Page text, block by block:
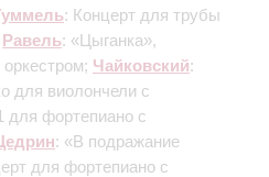
: Концерт для трубы
Равель: «Цыганка»,
Чайковский:
для виолончели с
для фортепиано с
: «В подражание
для фортепиано с